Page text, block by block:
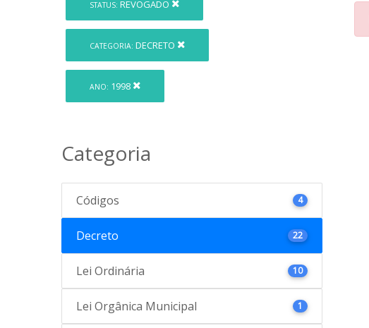
STATUS: REVOGADO
CATEGORIA: DECRETO
ANO: 1998
Categoria
Códigos 4
Decreto 22
Lei Ordinária 10
Lei Orgânica Municipal 1